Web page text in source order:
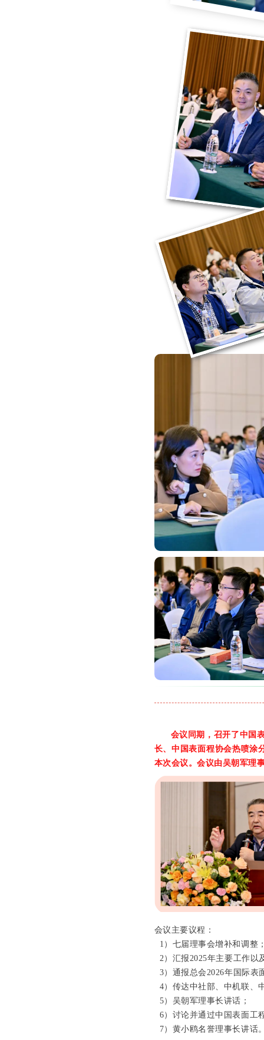
会议同期，召开了中国
长、中国表面程协会热喷涂
本次会议。会议由吴朝军理
会议主要议程：
1）七届理事会增补和调整
2）汇报2025年主要工作以
3）通报总会2026年国际表
4）传达中社部、中机联、
5）吴朝军理事长讲话；
6）讨论并通过中国表面工
7）黄小鸥名誉理事长讲话